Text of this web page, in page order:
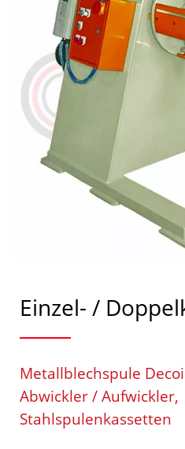
Einzel- /
Metallblechspule
Abwickler / Aufwickler,
Stahlspulenkassetten